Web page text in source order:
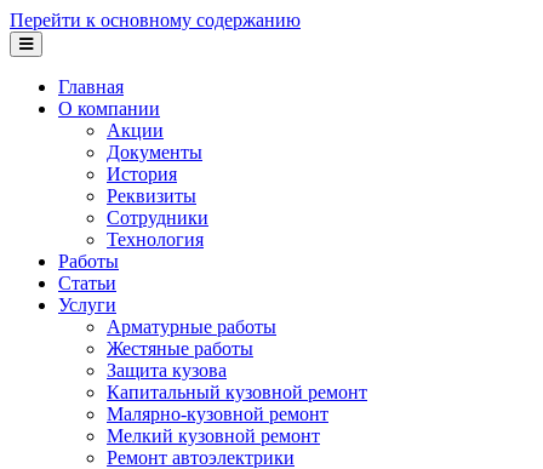
Перейти к основному содержанию
Главная
О компании
Акции
Документы
История
Реквизиты
Сотрудники
Технология
Работы
Статьи
Услуги
Арматурные работы
Жестяные работы
Защита кузова
Капитальный кузовной ремонт
Малярно-кузовной ремонт
Мелкий кузовной ремонт
Ремонт автоэлектрики